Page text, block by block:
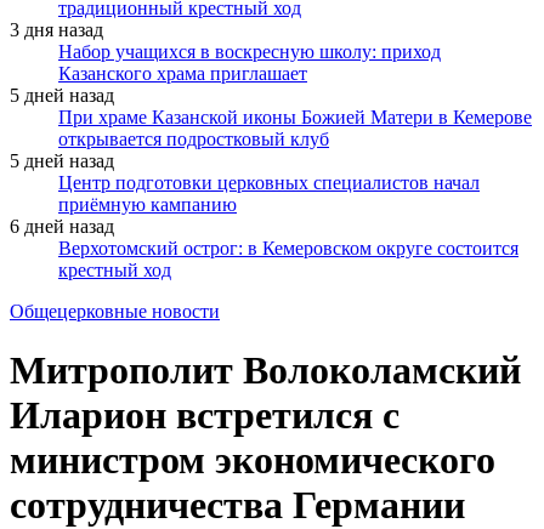
традиционный крестный ход
3 дня назад
Набор учащихся в воскресную школу: приход
Казанского храма приглашает
5 дней назад
При храме Казанской иконы Божией Матери в Кемерове
открывается подростковый клуб
5 дней назад
Центр подготовки церковных специалистов начал
приёмную кампанию
6 дней назад
Верхотомский острог: в Кемеровском округе состоится
крестный ход
Общецерковные новости
Митрополит Волоколамский
Иларион встретился с
министром экономического
сотрудничества Германии